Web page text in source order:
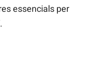
essencials per